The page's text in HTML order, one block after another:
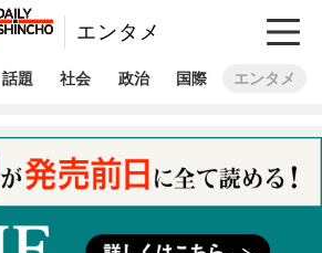
エンタメ
話題 社会 政治 国際 エンタメ